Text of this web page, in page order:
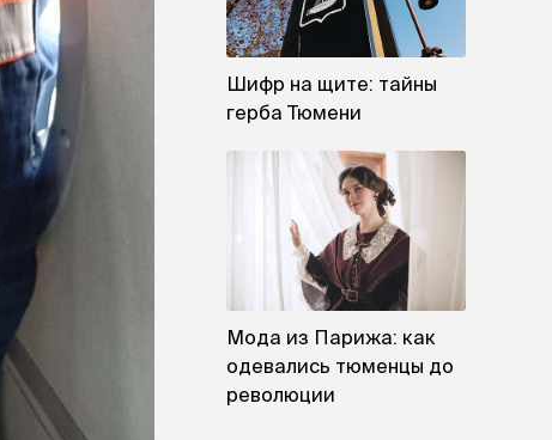
Шифр на щите: тайны
герба Тюмени
Мода из Парижа: как
одевались тюменцы до
революции